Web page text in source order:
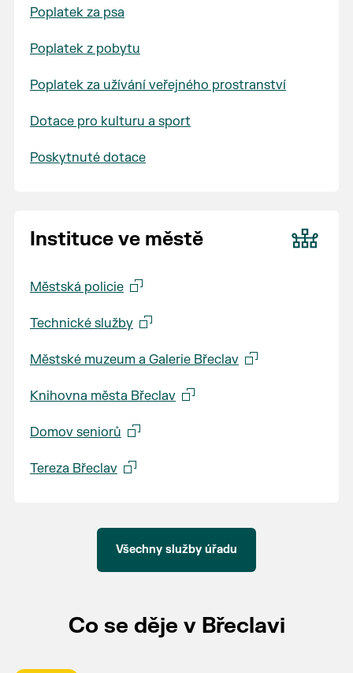
Poplatek za psa
Poplatek z pobytu
Poplatek za užívání veřejného prostranství
Dotace pro kulturu a sport
Poskytnuté dotace
Instituce ve městě
Městská policie
Technické služby
Městské muzeum a Galerie Břeclav
Knihovna města Břeclav
Domov seniorů
Tereza Břeclav
Všechny služby úřadu
Co se děje v Břeclavi